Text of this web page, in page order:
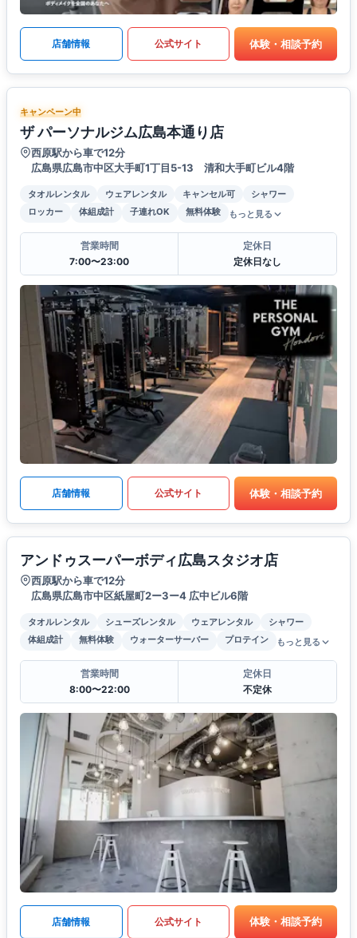
店舗情報 公式サイト 体験・相談予約
キャンペーン中
ザ パーソナルジム広島本通り店
西原駅から車で12分
広島県広島市中区大手町1丁目5-13 清和大手町ビル4階
タオルレンタル ウェアレンタル キャンセル可
シャワー
ロッカー
体組成計 子連れOK 無料体験 もっと見る
営業時間
7:00〜23:00
定休日
定休日なし
店舗情報 公式サイト 体験・相談予約
アンドゥスーパーボディ広島スタジオ店
西原駅から車で12分
広島県広島市中区紙屋町2ー3ー4 広中ビル6階
タオルレンタル シューズレンタル ウェアレンタル
シャワー
体組成計
無料体験 ウォーターサーバー プロテイン もっと見る
営業時間
8:00〜22:00
定休日
不定休
店舗情報 公式サイト 体験・相談予約